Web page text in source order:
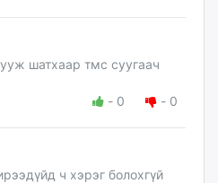
шатхаар тмс суугаач
- 0 - 0
ч хэрэг болохгүй